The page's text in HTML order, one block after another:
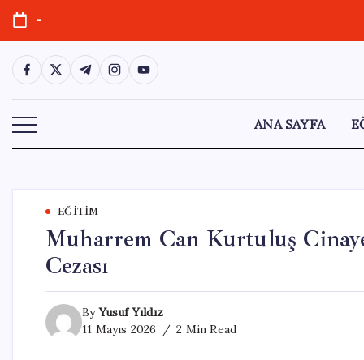
Skip
content
-
https://www.facebook.com/
https://twitter.com/
https://t.me/
https://www.instagram.com/
https://youtube.com/
ANA SAYFA
EĞITIM
Muharrem Can Kurtuluş
Cezası
ByYusuf Yıldız
11 Mayıs 2026
2 Min Read